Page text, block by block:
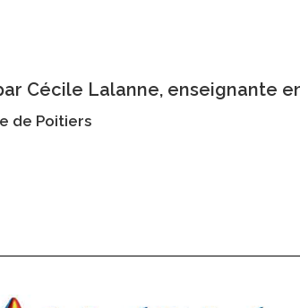
Cécile Lalanne, enseignante
de Poitiers